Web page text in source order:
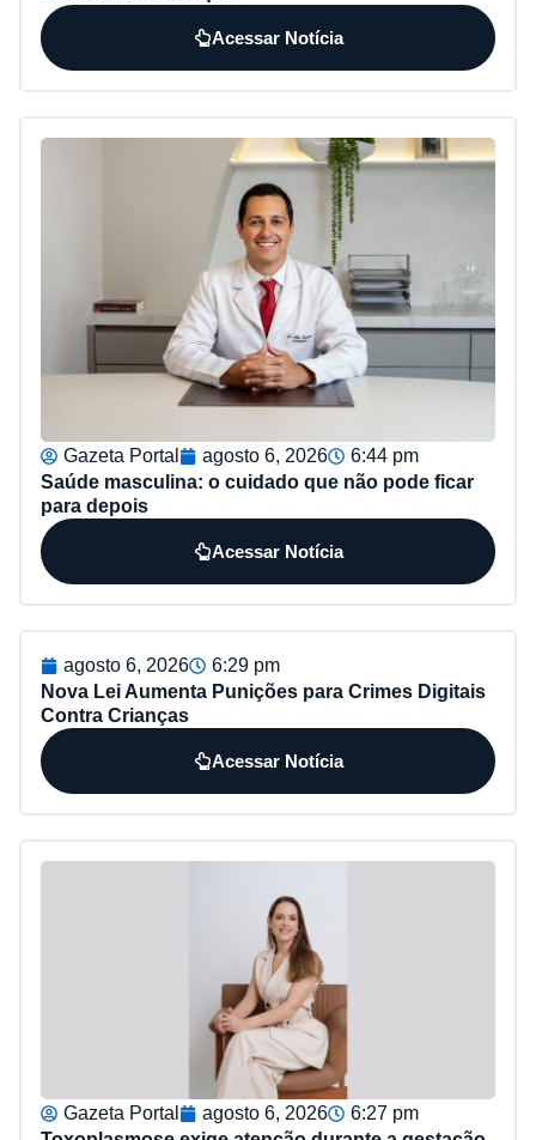
Acessar Notícia
Gazeta Portal agosto 6, 2026
6:44 pm
Saúde masculina: o cuidado que não pode ficar
para depois
Acessar Notícia
agosto 6, 2026
6:29 pm
Nova Lei Aumenta Punições para Crimes Digitais
Contra Crianças
Acessar Notícia
Gazeta Portal agosto 6, 2026
6:27 pm